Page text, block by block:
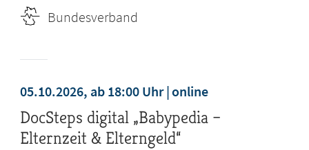
Bundesverband
05.10.2026, ab 18:00 Uhr online
DocSteps digital „Babypedia –
Elternzeit & Elterngeld“